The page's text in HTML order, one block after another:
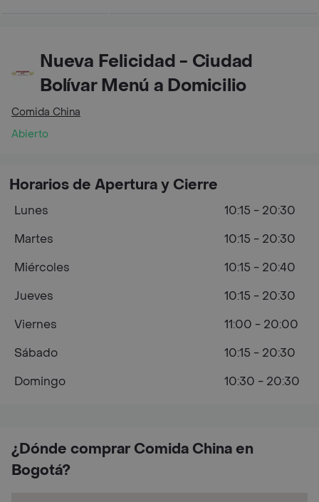
Nueva Felicidad - Ciudad
Bolívar Menú a Domicilio
Comida China
Abierto
¿Dónde comprar Comida China en
Bogotá?
Horarios de Apertura y Cierre
Lunes
10:15 - 20:30
Martes
10:15 - 20:30
Miércoles
10:15 - 20:40
Jueves
10:15 - 20:30
Viernes
11:00 - 20:00
Sábado
10:15 - 20:30
Domingo
10:30 - 20:30